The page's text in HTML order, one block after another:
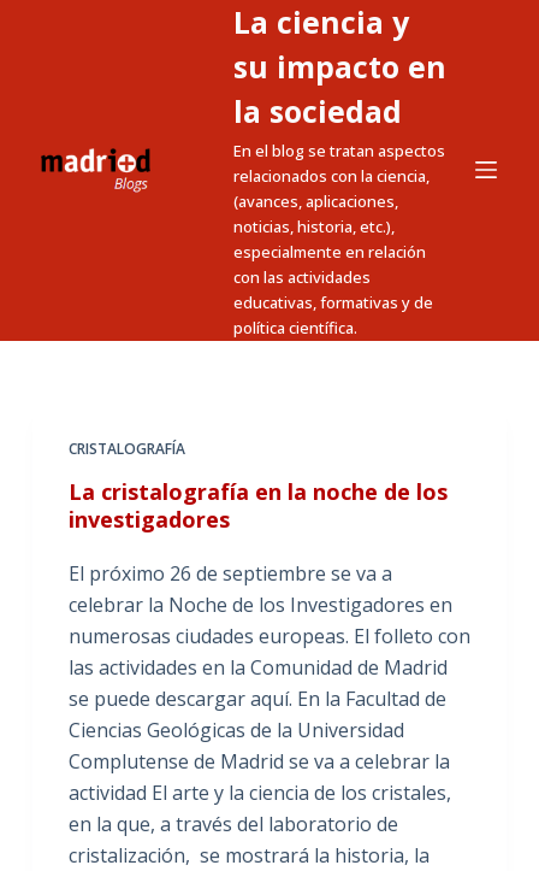
n
La ciencia y
su impacto en
la sociedad
En el blog se tratan aspectos
relacionados con la ciencia,
(avances, aplicaciones,
noticias, historia, etc.),
especialmente en relación
con las actividades
educativas, formativas y de
política científica.
CRISTALOGRAFÍA
La cristalografía en la noche de los
investigadores
El próximo 26 de septiembre se va a
celebrar la Noche de los Investigadores en
numerosas ciudades europeas. El folleto con
las actividades en la Comunidad de Madrid
se puede descargar aquí. En la Facultad de
Ciencias Geológicas de la Universidad
Complutense de Madrid se va a celebrar la
actividad El arte y la ciencia de los cristales,
en la que, a través del laboratorio de
cristalización, se mostrará la historia, la